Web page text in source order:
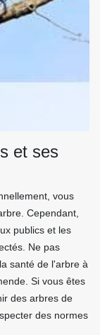
et ses
vous
Cependant,
publics et les
Ne pas
santé de l'arbre à
Si vous êtes
des arbres de
des normes